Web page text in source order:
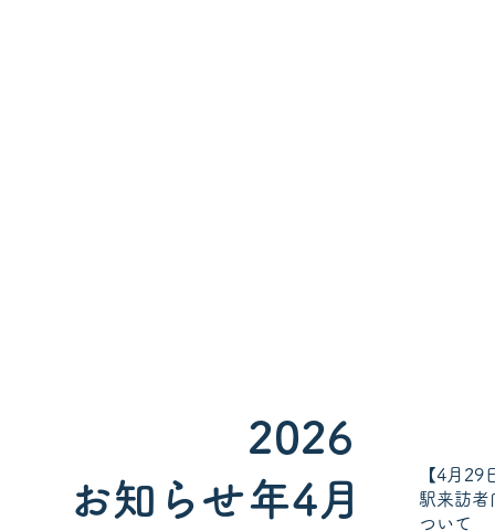
【4月29
駅来訪者
ついて
2026
年4月
お知らせ